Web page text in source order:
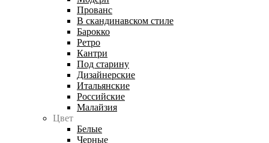
Прованс
В скандинавском стиле
Барокко
Ретро
Кантри
Под старину
Дизайнерские
Итальянские
Российские
Малайзия
Цвет
Белые
Черные